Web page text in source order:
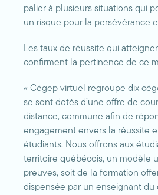
palier à plusieurs situations qui
un risque pour la persévérance
Les taux de réussite qui
confirment la pertinence de ce
« Cégep virtuel regroupe dix
se sont dotés d’une offre de
distance, commune afin de
engagement envers la réussite
étudiants. Nous offrons aux
territoire québécois, un modèle
preuves, soit de la formation
dispensée par un enseignant